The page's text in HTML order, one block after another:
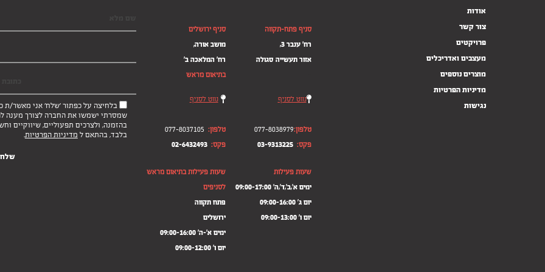
אודות
צור קשר
פרויקטים
מעצבים ואדריכלים
מוצרים נוספים
מדיניות הפרטיות
נגישות
סניף פתח-תקווה
רח' ענבר 3,
אזור תעשייה סגולה
נווט לסניף
טלפון:077-8038979
פקס:03-9313225
שעות פעילות
ימים א',ב',ד',ה' 09:00-17:00
יום ג' 09:00-16:00
יום ו' 09:00-13:00
סניף ירושלים
מושב אורה,
רח' המלאכה ב'
בתיאום מראש
נווט לסניף
טלפון: 077-8037105
פקס: 02-6432493
שעות פעילות בתיאום מראש
לסניפים
פתח תקווה
ירושלים
ימים א'-ה' 09:00-16:00
יום ו' 09:00-12:00
בלחיצה על כפתור 'שלח' אני מאשר/ת
שמסרתי ישמשו את החברה לצורך מענה
בהזמנה, ולצרכים תפעוליים, שיווקיים
בלבד, בהתאם ל מדיניות הפרטיות.